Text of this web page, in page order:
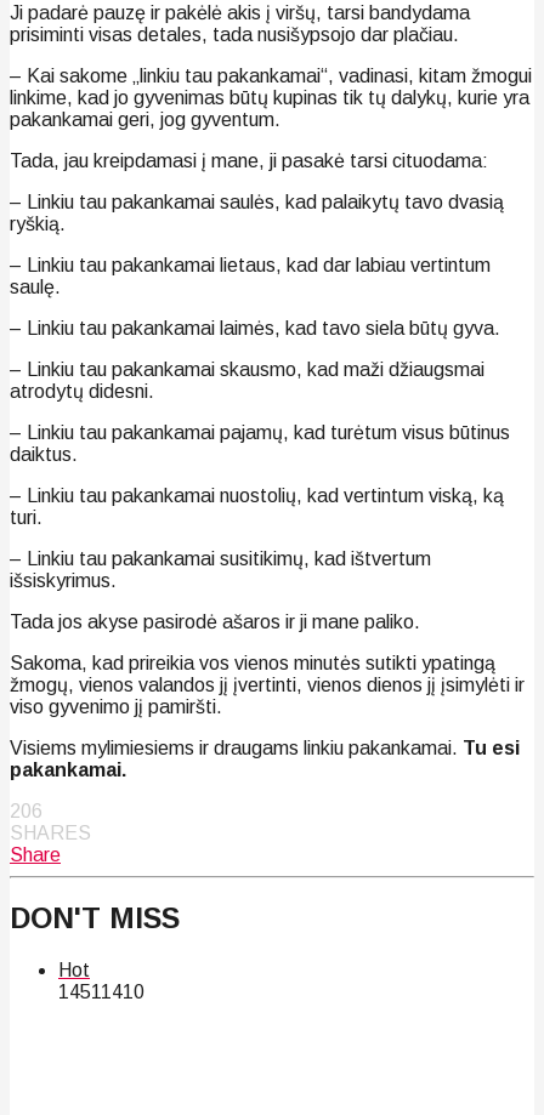
Ji padarė pauzę ir pakėlė akis į viršų, tarsi bandydama
prisiminti visas detales, tada nusišypsojo dar plačiau.
– Kai sakome „linkiu tau pakankamai“, vadinasi, kitam žmogui
linkime, kad jo gyvenimas būtų kupinas tik tų dalykų, kurie yra
pakankamai geri, jog gyventum.
Tada, jau kreipdamasi į mane, ji pasakė tarsi cituodama:
– Linkiu tau pakankamai saulės, kad palaikytų tavo dvasią
ryškią.
– Linkiu tau pakankamai lietaus, kad dar labiau vertintum
saulę.
– Linkiu tau pakankamai laimės, kad tavo siela būtų gyva.
– Linkiu tau pakankamai skausmo, kad maži džiaugsmai
atrodytų didesni.
– Linkiu tau pakankamai pajamų, kad turėtum visus būtinus
daiktus.
– Linkiu tau pakankamai nuostolių, kad vertintum viską, ką
turi.
– Linkiu tau pakankamai susitikimų, kad ištvertum
išsiskyrimus.
Tada jos akyse pasirodė ašaros ir ji mane paliko.
Sakoma, kad prireikia vos vienos minutės sutikti ypatingą
žmogų, vienos valandos jį įvertinti, vienos dienos jį įsimylėti ir
viso gyvenimo jį pamiršti.
Visiems mylimiesiems ir draugams linkiu pakankamai. Tu esi
pakankamai.
206
SHARES
Share
DON'T MISS
Hot
14511410